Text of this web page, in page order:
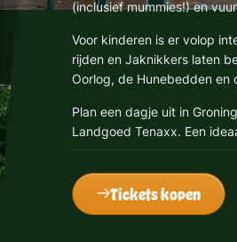
(inclusief mummies!) en
Voor kinderen is er volop
rijden en Jaknikkers laten
Oorlog, de Hunebedden en
Plan een dagje uit in
Landgoed Tenaxx. Een
Tickets kopen